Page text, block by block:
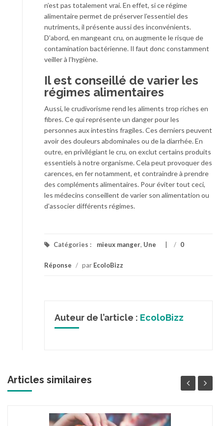
n’est pas totalement vrai. En effet, si ce régime
alimentaire permet de préserver l’essentiel des
nutriments, il présente aussi des inconvénients.
D’abord, en mangeant cru, on augmente le risque de
contamination bactérienne. Il faut donc constamment
veiller à l’hygiène.
Il est conseillé de varier les
régimes alimentaires
Aussi, le crudivorisme rend les aliments trop riches en
fibres. Ce qui représente un danger pour les
personnes aux intestins fragiles. Ces derniers peuvent
avoir des douleurs abdominales ou de la diarrhée. En
outre, en privilégiant le cru, on exclut certains produits
essentiels à notre organisme. Cela peut provoquer des
carences, en fer notamment, et contraindre à prendre
des compléments alimentaires. Pour éviter tout ceci,
les médecins conseillent de varier son alimentation ou
d’associer différents régimes.
Catégories : mieux manger, Une / 0
Réponse / par EcoloBizz
Auteur de l’article : EcoloBizz
Articles similaires